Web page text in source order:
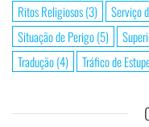
Ritos Religiosos(3) Serviço
Situação de Perigo(5)
Tradução(4) Tráfico de